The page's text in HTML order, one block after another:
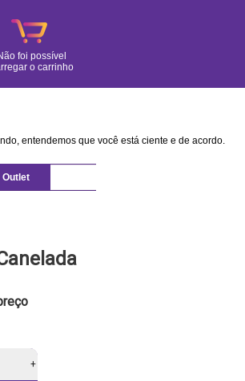
foi possível
o carrinho
entendemos que você está ciente e de acordo.
Outlet
+